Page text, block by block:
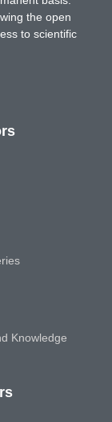
the open
to scientific
Knowledge